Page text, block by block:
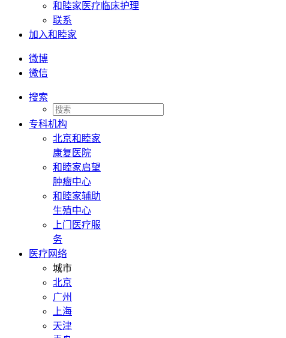
和睦家医疗临床护理
联系
加入和睦家
微博
微信
搜索
专科机构
北京和睦家
康复医院
和睦家启望
肿瘤中心
和睦家辅助
生殖中心
上门医疗服
务
医疗网络
城市
北京
广州
上海
天津